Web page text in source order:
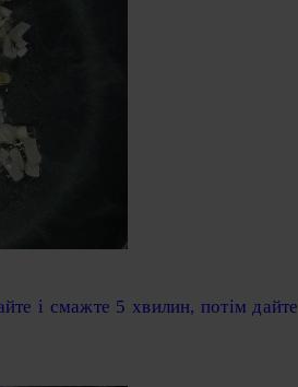
і смажте 5 хвилин, потім дайте